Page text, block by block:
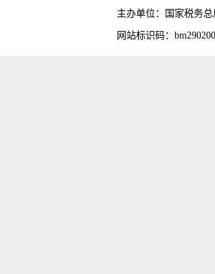
主办单位：国家税务总
网站标识码：